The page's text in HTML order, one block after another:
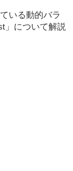
いる動的バラ
」について解説